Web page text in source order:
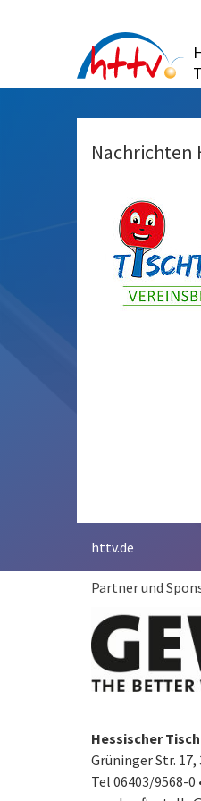
Nachrichten
httv.de
Partner und
Hessischer
Grüninger Str.
Tel 06403/9568-0